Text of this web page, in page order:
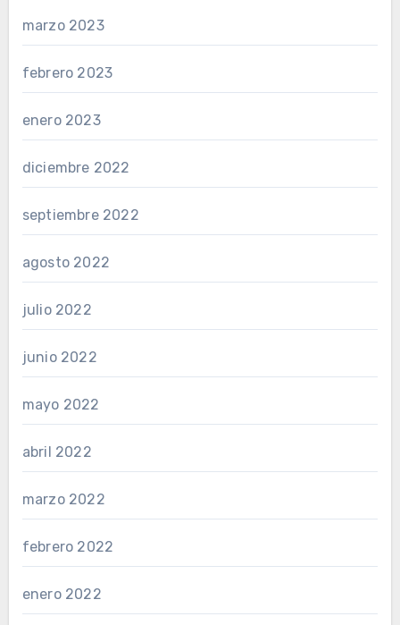
marzo 2023
febrero 2023
enero 2023
diciembre 2022
septiembre 2022
agosto 2022
julio 2022
junio 2022
mayo 2022
abril 2022
marzo 2022
febrero 2022
enero 2022